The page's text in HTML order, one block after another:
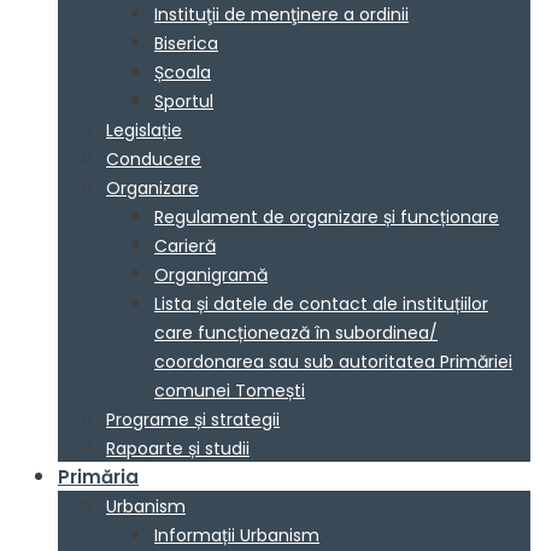
Instituţii de menţinere a ordinii
Biserica
Școala
Sportul
Legislație
Conducere
Organizare
Regulament de organizare și funcționare
Carieră
Organigramă
Lista și datele de contact ale instituțiilor
care funcționează în subordinea/
coordonarea sau sub autoritatea Primăriei
comunei Tomești
Programe și strategii
Rapoarte și studii
Primăria
Urbanism
Informații Urbanism